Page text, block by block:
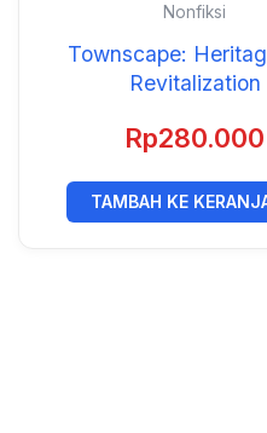
Nonfiksi
Townscape:
Revitalization
Rp280.000
TAMBAH KE